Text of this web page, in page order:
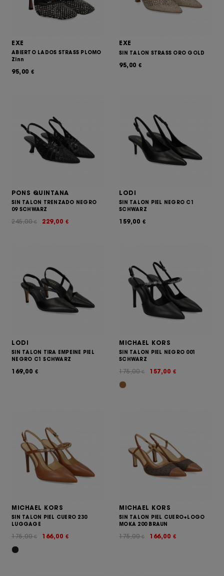
EXE
ABIERTO LADOS STRASS PLOMO
Zinn
95,00 €
EXE
SIN TALON STRASS ORO GOLD
95,00 €
PONS QUINTANA
SIN TALON TRENZADO NEGRO
09 SCHWARZ
229,00 €
245,00€
LODI
SIN TALON PIEL NEGRO C1
SCHWARZ
159,00 €
LODI
SIN TALON TIRA EMPEINE PIEL
NEGRO C1 SCHWARZ
169,00 €
MICHAEL KORS
SIN TALON PIEL NEGRO 001
SCHWARZ
157,00 €
175,00€
MICHAEL KORS
SIN TALON PIEL CUERO 230
LUGGAGE
166,00 €
175,00€
MICHAEL KORS
SIN TALON PIEL CUERO+LOGO
MOKA 200 BRAUN
166,00 €
175,00€